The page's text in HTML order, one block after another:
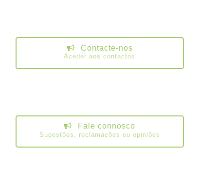
Contacte-nos
Aceder aos contactos
Fale connosco
Sugestões, reclamações ou opiniões